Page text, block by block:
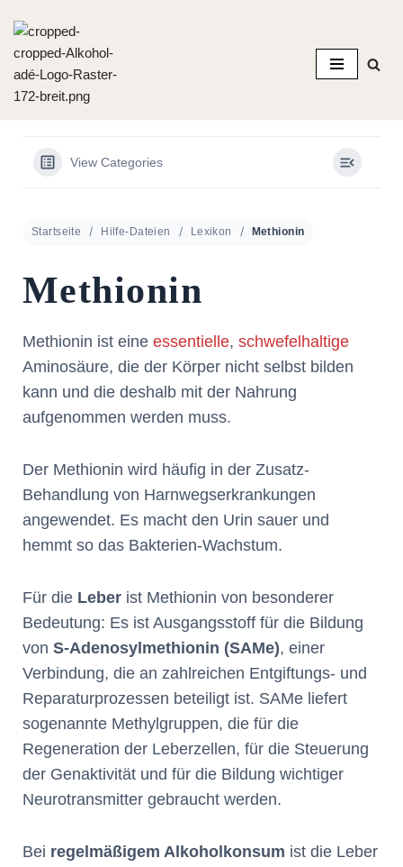
Zum
Inhalt
springen
View Categories
Startseite Hilfe-Dateien Lexikon Methionin
Methionin
Methionin ist eine essentielle, schwefelhaltige
Aminosäure, die der Körper nicht selbst bilden
kann und die deshalb mit der Nahrung
aufgenommen werden muss.
Der Methionin wird häufig in der Zusatz-
Behandlung von Harnwegserkrankungen
angewendet. Es macht den Urin sauer und
hemmt so das Bakterien-Wachstum.
Für die Leber ist Methionin von besonderer
Bedeutung: Es ist Ausgangsstoff für die Bildung
von S-Adenosylmethionin (SAMe), einer
Verbindung, die an zahlreichen Entgiftungs- und
Reparaturprozessen beteiligt ist. SAMe liefert
sogenannte Methylgruppen, die für die
Regeneration der Leberzellen, für die Steuerung
der Genaktivität und für die Bildung wichtiger
Neurotransmitter gebraucht werden.
Bei regelmäßigem Alkoholkonsum ist die Leber